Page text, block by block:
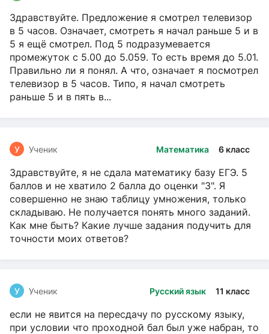
Здравствуйте. Предложение я смотрел телевизор
в 5 часов. Означает, смотреть я начал раньше 5 и в
5 я ещё смотрел. Под 5 подразумевается
промежуток с 5.00 до 5.059. То есть время до 5.01.
Правильно ли я понял. А что, означает я посмотрел
телевизор в 5 часов. Типо, я начал смотреть
раньше 5 и в пять в...
Математика 6 класс
У Ученик
Здравствуйте, я не сдала математику базу ЕГЭ. 5
баллов и не хватило 2 балла до оценки "3". Я
совершенно не знаю таблицу умножения, только
складываю. Не получается понять много заданий.
Как мне быть? Какие лучше задания подучить для
точности моих ответов?
Русский язык 11 класс
У Ученик
если не явится на пересдачу по русскому языку,
при условии что проходной бал был уже набран, то